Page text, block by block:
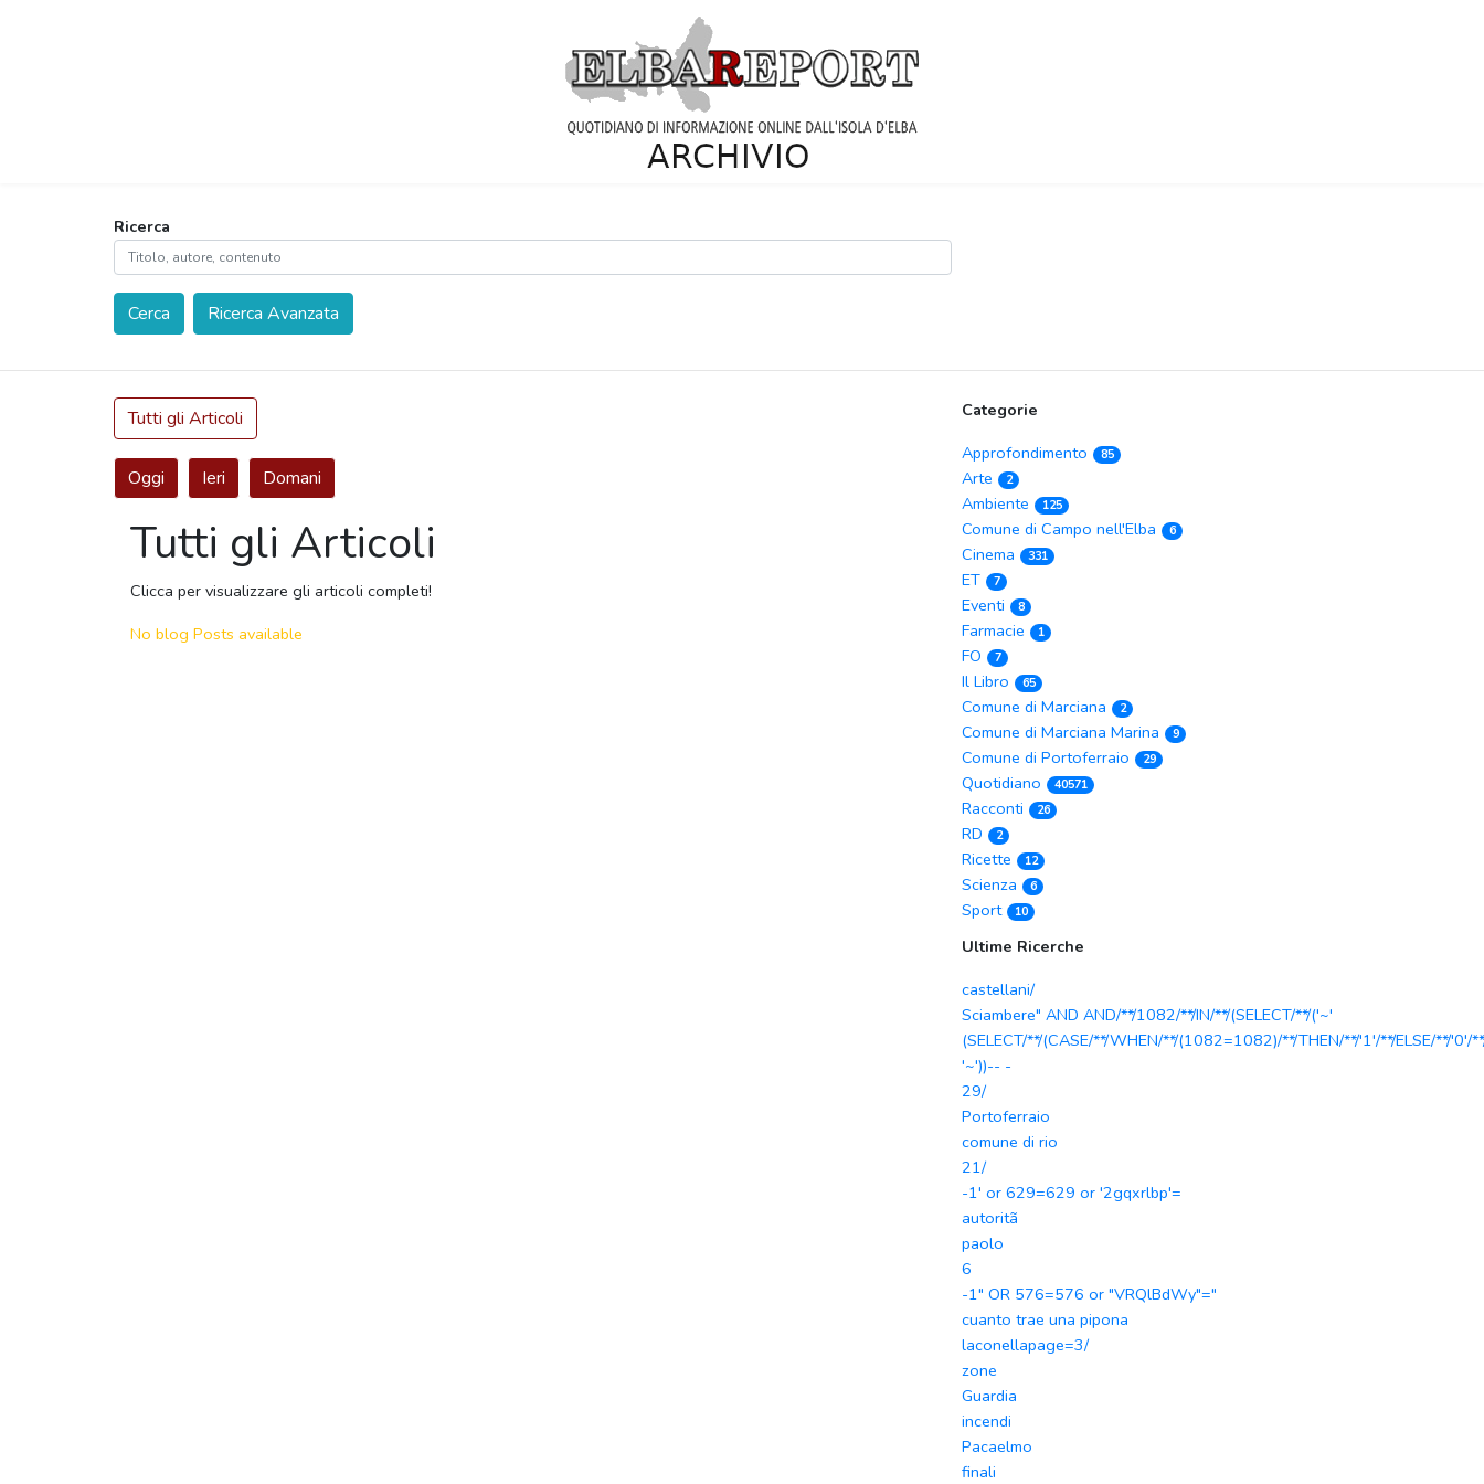
Ricerca
Cerca Ricerca Avanzata
Tutti gli Articoli
Oggi Ieri Domani
Tutti gli Articoli
Clicca per visualizzare gli articoli completi!
No blog Posts available
Categorie
Approfondimento
85
Arte 2
Ambiente 125
Comune di Campo nell'Elba 6
Cinema 331
ET 7
Eventi 8
Farmacie 1
FO 7
Il Libro 65
Comune di Marciana 2
Comune di Marciana Marina 9
Comune di Portoferraio 29
Quotidiano 40571
Racconti 26
RD 2
Ricette 12
Scienza 6
Sport 10
Ultime Ricerche
castellani/
Sciambere" AND AND/**/1082/**/IN/**/(SELECT/**/('~'
(SELECT/**/(CASE/**/WHEN/**/(1082=1082)/**/THEN/**/'1'/**/ELSE/**/'0'/
'~'))-- -
29/
Portoferraio
comune di rio
21/
-1' or 629=629 or '2gqxrlbp'=
autoritã
paolo
6
-1" OR 576=576 or "VRQlBdWy"="
cuanto trae una pipona
laconellapage=3/
zone
Guardia
incendi
Pacaelmo
finali